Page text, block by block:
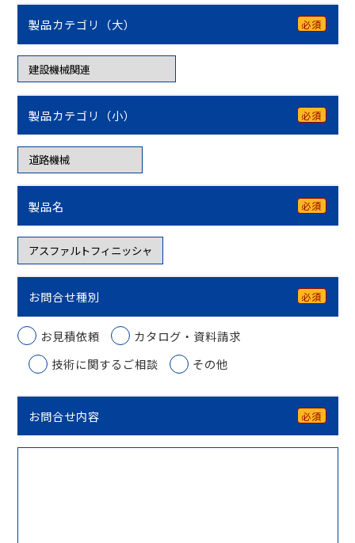
製品カテゴリ（大） 必須
製品カテゴリ（小） 必須
製品名 必須
お問合せ種別 必須
お見積依頼
カタログ・資料請求
技術に関するご相談
その他
お問合せ内容 必須